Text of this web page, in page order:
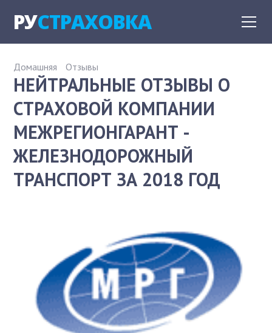
РУСТРАХОВКА
Домашняя Отзывы
НЕЙТРАЛЬНЫЕ ОТЗЫВЫ О
СТРАХОВОЙ КОМПАНИИ
МЕЖРЕГИОНГАРАНТ -
ЖЕЛЕЗНОДОРОЖНЫЙ
ТРАНСПОРТ ЗА 2018 ГОД